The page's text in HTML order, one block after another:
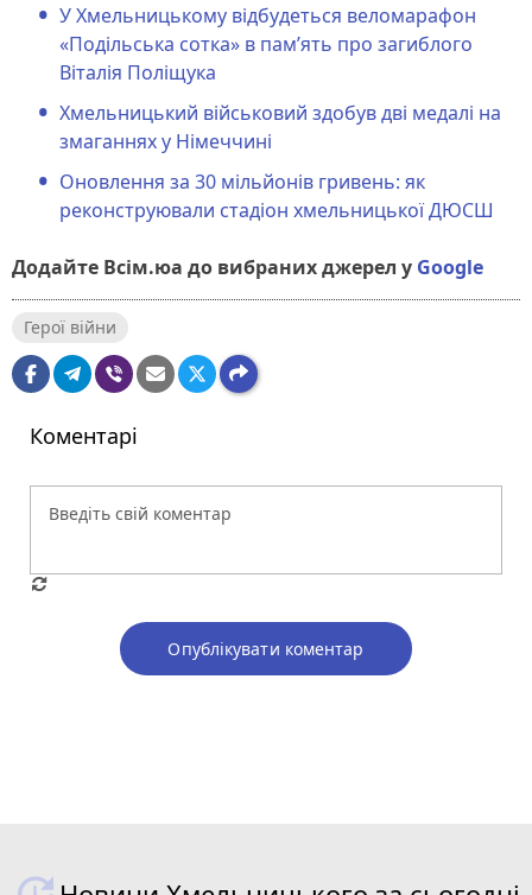
У Хмельницькому відбудеться веломарафон
«Подільська сотка» в пам’ять про загиблого
Віталія Поліщука
Хмельницький військовий здобув дві медалі на
змаганнях у Німеччині
Оновлення за 30 мільйонів гривень: як
реконструювали стадіон хмельницької ДЮСШ
Додайте Всім.юа до вибраних джерел у Google
Герої війни
Коментарі
Опублікувати коментар